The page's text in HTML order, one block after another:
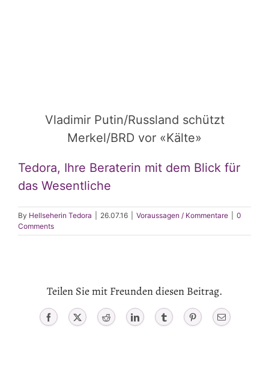
Vladimir Putin/Russland schützt
Merkel/BRD vor «Kälte»
Tedora, Ihre Beraterin mit dem Blick für
das Wesentliche
By Hellseherin Tedora 26.07.16 Voraussagen / Kommentare
0
Comments
Teilen Sie mit Freunden diesen Beitrag.
Facebook X Reddit LinkedIn Tumblr PinterestEmail